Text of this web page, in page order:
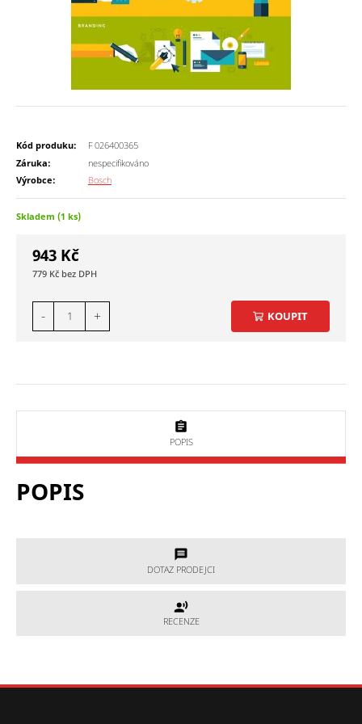
Kód produku:
F 026400365
Záruka:
nespecifikováno
Výrobce:
Bosch
Skladem (1 ks)
943 Kč
779 Kč
- + KOUPIT
POPIS
POPIS
DOTAZ PRODEJCI
DOTAZ PRODEJCI
Neváhejte se na nás obrátit a my Vám rádi pomůžeme.
RECENZE